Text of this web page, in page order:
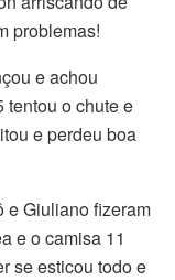
problemas!
e achou
tentou o chute e
e perdeu boa
e Giuliano fizeram
e o camisa 11
se esticou todo e